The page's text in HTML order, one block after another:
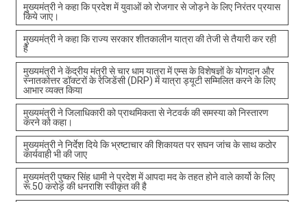
मुख्यमंत्री ने कहा कि प्रदेश में युवाओं को रोजगार से जोड़ने के लिए निरंतर प्रयास
किये जाए।
मुख्यमंत्री ने कहा कि राज्य सरकार शीतकालीन यात्रा की तेजी से तैयारी कर रही
है
मुख्यमंत्री ने केंद्रीय मंत्री से चार धाम यात्रा में एम्स के विशेषज्ञों के योगदान और
स्नातकोत्तर डॉक्टरों के रेजिडेंसी (DRP) में यात्रा ड्यूटी सम्मिलित करने के लिए
आभार व्यक्त किया
मुख्यमंत्री ने जिलाधिकारी को प्राथमिकता से नेटवर्क की समस्या को निस्तारण
करने को कहा।
मुख्यमंत्री ने निर्देश दिये कि भ्रष्टाचार की शिकायत पर सघन जांच के साथ कठोर
कार्यवाही भी की जाए
मुख्यमंत्री पुष्कर सिंह धामी ने प्रदेश में आपदा मद के तहत होने वाले कार्यो के लिए
रू.50 करोड़ की धनराशि स्वीकृत की है